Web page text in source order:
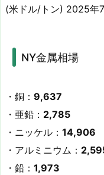
(米ドル/トン) 2025年
NY金属相場
・銅： 9,637
・亜鉛： 2,785
・ニッケル： 14,906
・アルミニウム：
・鉛： 1,973